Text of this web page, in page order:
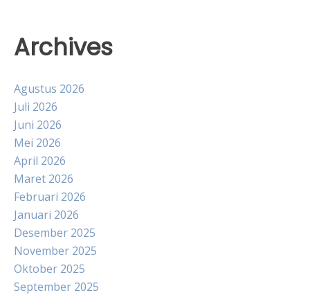
Archives
Agustus 2026
Juli 2026
Juni 2026
Mei 2026
April 2026
Maret 2026
Februari 2026
Januari 2026
Desember 2025
November 2025
Oktober 2025
September 2025